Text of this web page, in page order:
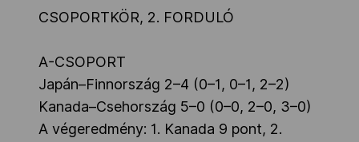
CSOPORTKÖR, 2. FORDULÓ
A-CSOPORT
Japán–Finnország 2–4 (0–1, 0–1, 2–2)
Kanada–Csehország 5–0 (0–0, 2–0, 3–0)
A végeredmény: 1. Kanada 9 pont, 2.